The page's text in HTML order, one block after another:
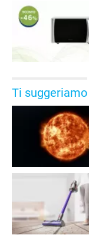
Ti suggeriamo